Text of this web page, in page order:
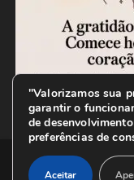
Copyright © 2026
"Valorizamos sua
garantir o
de
preferências de
Aceitar